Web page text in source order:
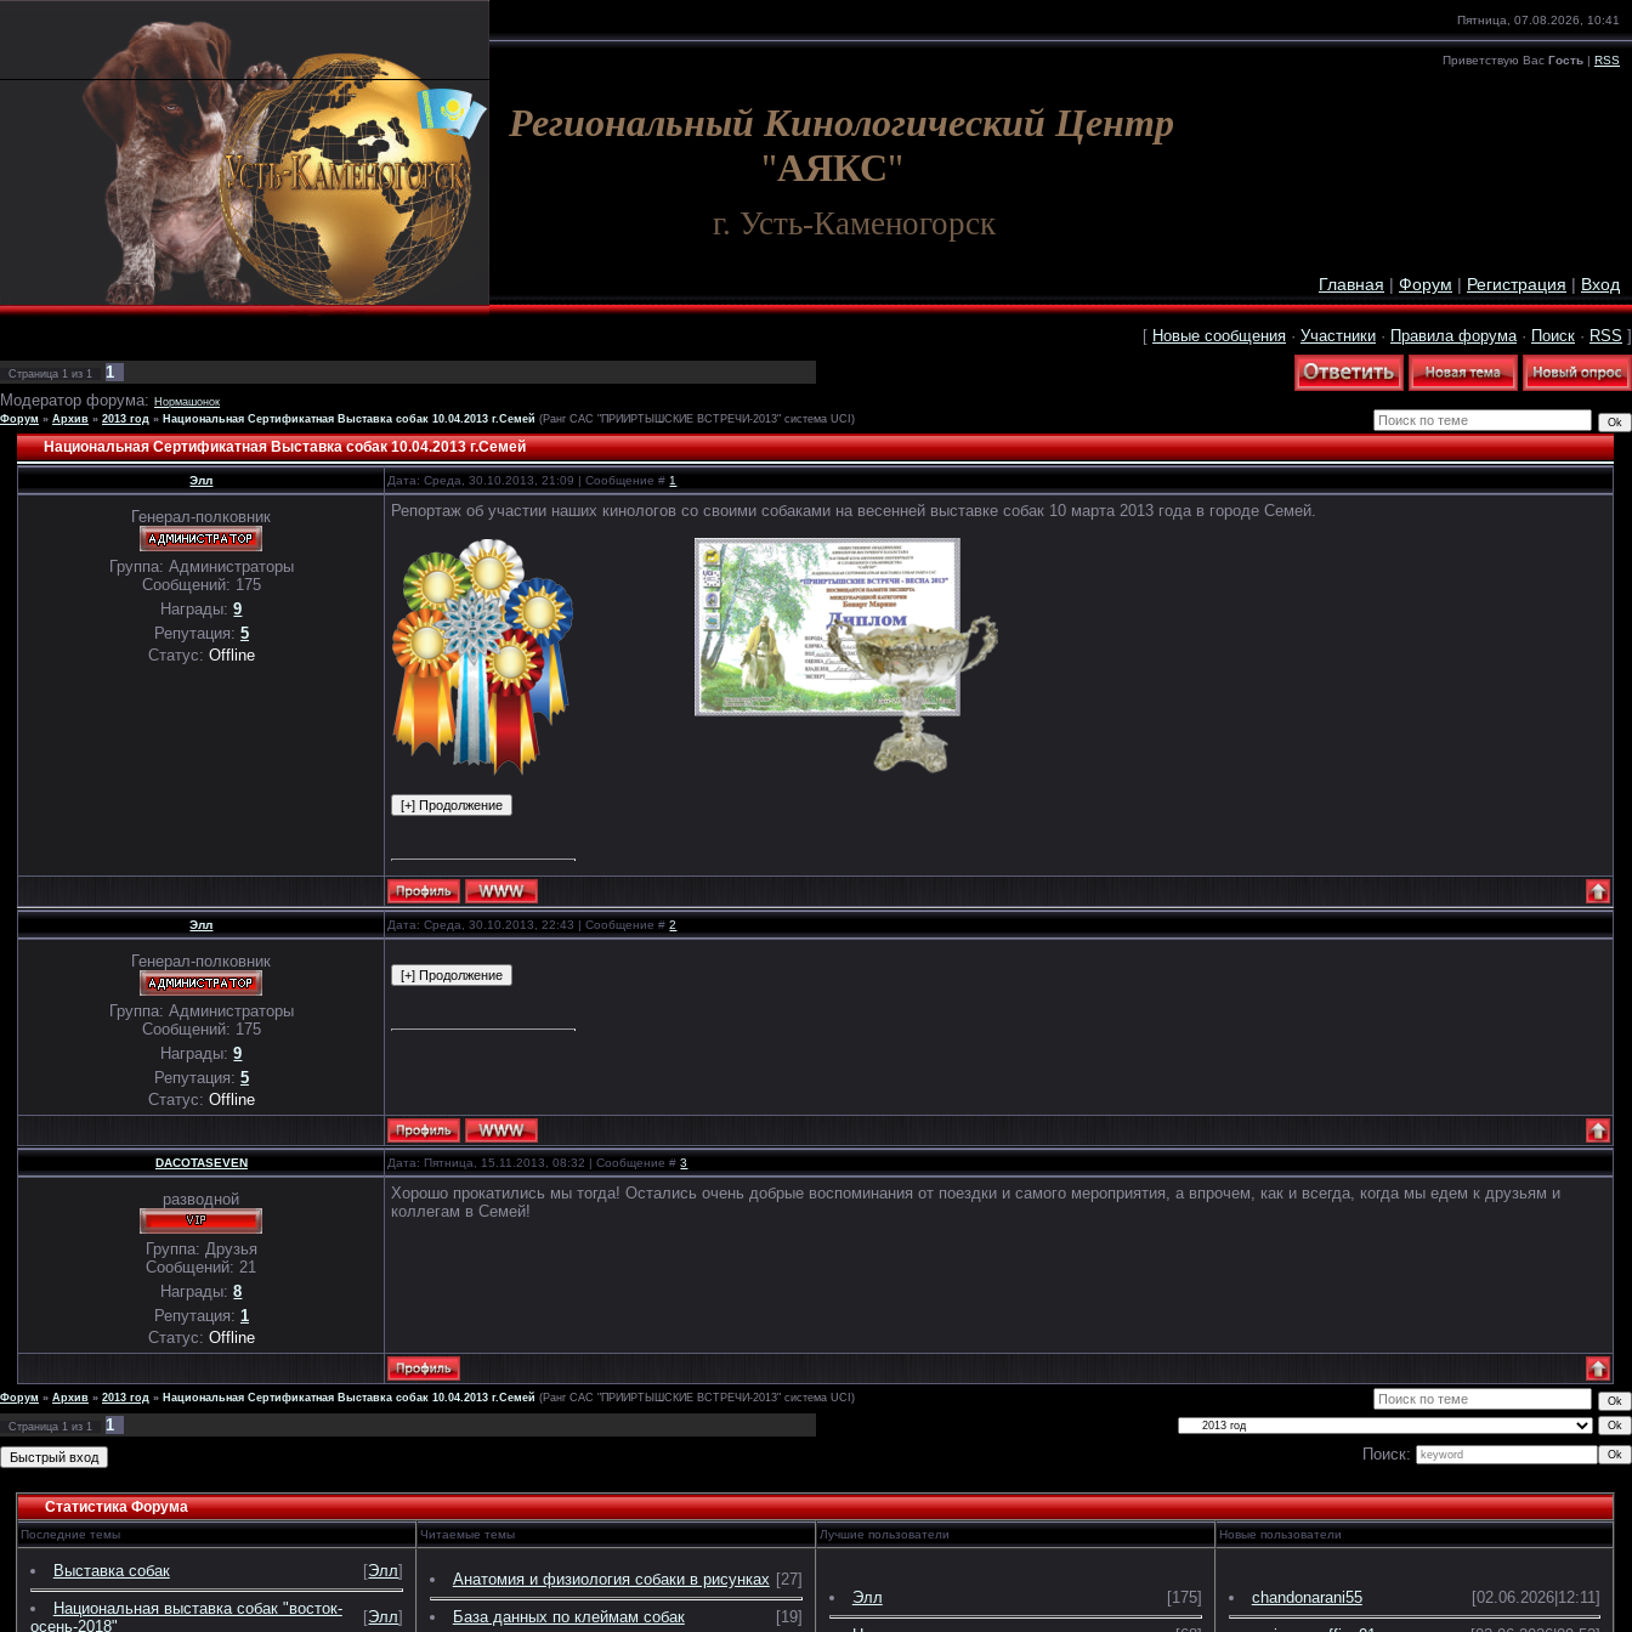
Пятница, 07.08.2026, 10:41
Приветствую Вас Гость | RSS
Региональный Кинологический Центр
"АЯКС"
г. Усть-Каменогорск
Главная | Форум | Регистрация | Вход
[ Новые сообщения · Участники · Правила форума· Поиск · RSS ]
Страница 1 из 1
1
Модератор форума: Нормашонок
Форум » Архив » 2013 год » Национальная Сертификатная Выставка собак 10.04.2013 г.Семей (Ранг САС "ПРИИРТЫШСКИЕ ВСТРЕЧИ-2013" система UCI)
Национальная Сертификатная Выставка собак 10.04.2013 г.Семей
Элл Дата: Среда, 30.10.2013, 21:09 | Сообщение # 1
Генерал-полковник
Группа: Администраторы
Сообщений: 175
Награды:9
Репутация: 5
Статус: Offline
Репортаж об участии наших кинологов со своими собаками на весенней выставке собак 10 марта 2013 года в городе Семей.
Элл Дата: Среда, 30.10.2013, 22:43 | Сообщение #2
Генерал-полковник
Группа: Администраторы
Сообщений: 175
Награды:9
Репутация: 5
Статус: Offline
DACOTASEVEN Дата: Пятница, 15.11.2013, 08:32 | Сообщение #3
разводной
Группа: Друзья
Сообщений:21
Награды:8
Репутация: 1
Статус: Offline
Хорошо прокатились мы тогда! Остались очень добрые воспоминания от поездки и самого мероприятия, а впрочем, как и всегда, когда мы едем к друзьям и
коллегам в Семей!
Форум » Архив » 2013 год » Национальная Сертификатная Выставка собак 10.04.2013 г.Семей (Ранг САС "ПРИИРТЫШСКИЕ ВСТРЕЧИ-2013" система UCI)
Страница 1 из 1
1
Поиск:
Статистика Форума
Последние темы Читаемые темы Лучшие пользователи Новые пользователи
Выставка собак [Элл]
Национальная выставка собак "восток-
осень-2018"
[Элл]
Анатомия и физиология собаки в рисунках [27]
База данных по клеймам собак [19]
Элл [175] chandonarani55 [02.06.2026|12:11]